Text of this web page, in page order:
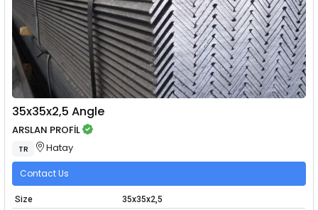
35x35x2,5 Angle
ARSLAN PROFİL
TR Hatay
Contact Us
Size
35x35x2,5